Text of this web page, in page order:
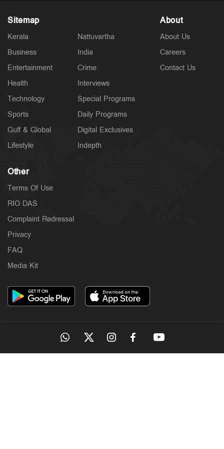
Sitemap
Kerala
Business
Entertainment
Health
Technology
Sports
Gulf & Global
Lifestyle
Nattuvartha
India
Crime
Interviews
Special Programs
Daily Programs
Digital Exclusives
Indepth
About
About Us
Careers
Contact Us
Other
Terms Of Use
RIO DAS
Complaint Redressal
Privacy
FAQ
Media Kit